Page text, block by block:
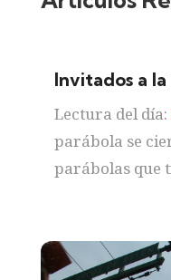
Invitados a
Lectura del día:
parábola se
parábolas que